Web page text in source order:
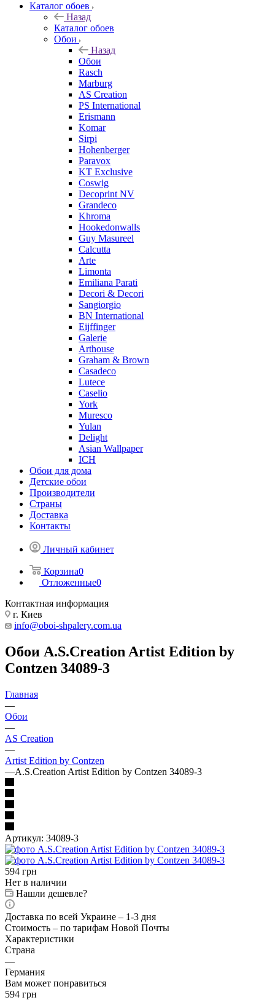
Каталог обоев
Назад
Каталог обоев
Обои
Назад
Обои
Rasch
Marburg
AS Creation
PS International
Erismann
Komar
Sirpi
Hohenberger
Paravox
KT Exclusive
Coswig
Decoprint NV
Grandeco
Khroma
Hookedonwalls
Guy Masureel
Calcutta
Arte
Limonta
Emiliana Parati
Decori & Decori
Sangiorgio
BN International
Eijffinger
Galerie
Arthouse
Graham & Brown
Casadeco
Lutece
Caselio
York
Muresco
Yulan
Delight
Asian Wallpaper
ICH
Обои для дома
Детские обои
Производители
Страны
Доставка
Контакты
Личный кабинет
Корзина0
Отложенные0
Контактная информация
г. Киев
info@oboi-shpalery.com.ua
Обои A.S.Creation Artist Edition by
Contzen 34089-3
Главная
—
Обои
—
AS Creation
—
Artist Edition by Contzen
—A.S.Creation Artist Edition by Contzen 34089-3
Артикул: 34089-3
594 грн
Нет в наличии
Нашли дешевле?
Доставка по всей Украине – 1-3 дня
Стоимость – по тарифам Новой Почты
Характеристики
Страна
—
Германия
Вам может понравиться
594 грн